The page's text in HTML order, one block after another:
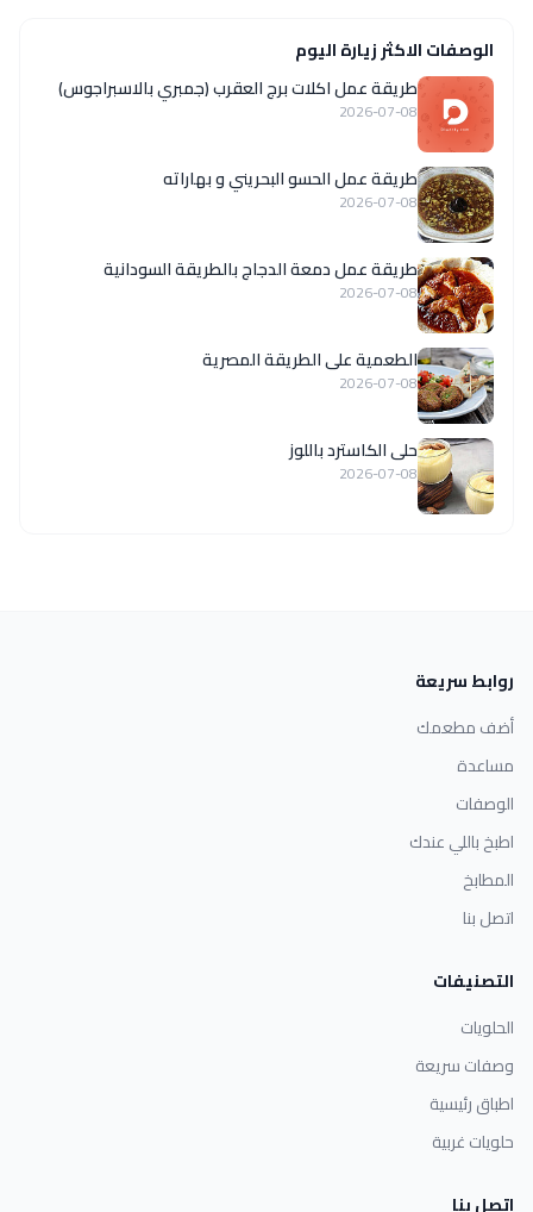
الوصفات الاكثر زيارة اليوم
طريقة عمل اكلات برج العقرب (جمبري بالاسبراجوس)
2026-07-08
طريقة عمل الحسو البحريني و بهاراته
2026-07-08
طريقة عمل دمعة الدجاج بالطريقة السودانية
2026-07-08
الطعمية على الطريقة المصرية
2026-07-08
حلى الكاسترد باللوز
2026-07-08
روابط سريعة
أضف مطعمك
مساعدة
الوصفات
اطبخ باللي عندك
المطابخ
اتصل بنا
التصنيفات
الحلويات
وصفات سريعة
اطباق رئيسية
حلويات غربية
اتصل بنا